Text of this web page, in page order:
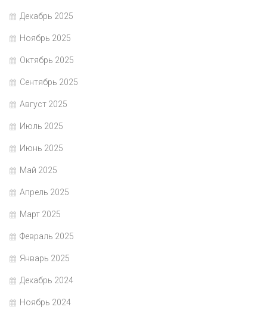
Декабрь 2025
Ноябрь 2025
Октябрь 2025
Сентябрь 2025
Август 2025
Июль 2025
Июнь 2025
Май 2025
Апрель 2025
Март 2025
Февраль 2025
Январь 2025
Декабрь 2024
Ноябрь 2024